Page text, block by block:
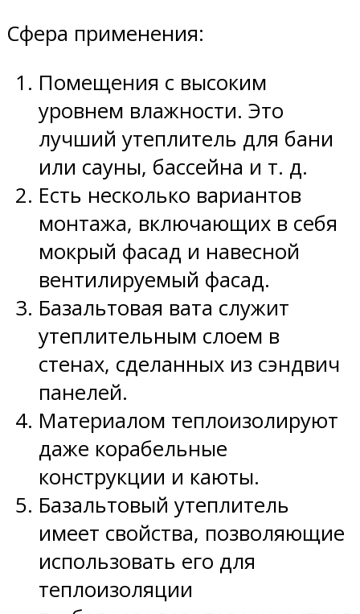
Сфера применения:
Помещения с высоким
уровнем влажности. Это
лучший утеплитель для бани
или сауны, бассейна и т. д.
Есть несколько вариантов
монтажа, включающих в себя
мокрый фасад и навесной
вентилируемый фасад.
Базальтовая вата служит
утеплительным слоем в
стенах, сделанных из сэндвич
панелей.
Материалом теплоизолируют
даже корабельные
конструкции и каюты.
Базальтовый утеплитель
имеет свойства, позволяющие
использовать его для
теплоизоляции